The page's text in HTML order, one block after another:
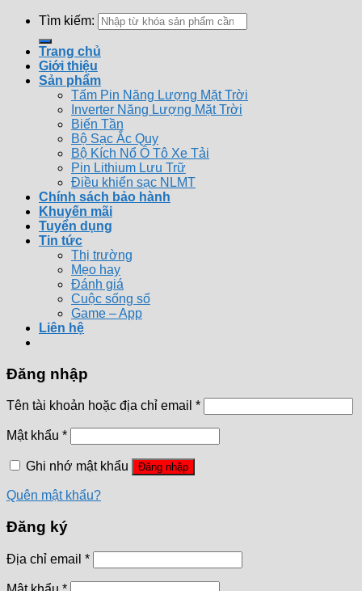
Tìm kiếm:
Trang chủ
Giới thiệu
Sản phẩm
Tấm Pin Năng Lượng Mặt Trời
Inverter Năng Lượng Mặt Trời
Biến Tần
Bộ Sạc Ắc Quy
Bộ Kích Nổ Ô Tô Xe Tải
Pin Lithium Lưu Trữ
Điều khiển sạc NLMT
Chính sách bảo hành
Khuyến mãi
Tuyển dụng
Tin tức
Thị trường
Mẹo hay
Đánh giá
Cuộc sống số
Game – App
Liên hệ
Đăng nhập
Tên tài khoản hoặc địa chỉ email *
Mật khẩu *
Ghi nhớ mật khẩu Đăng nhập
Quên mật khẩu?
Đăng ký
Địa chỉ email *